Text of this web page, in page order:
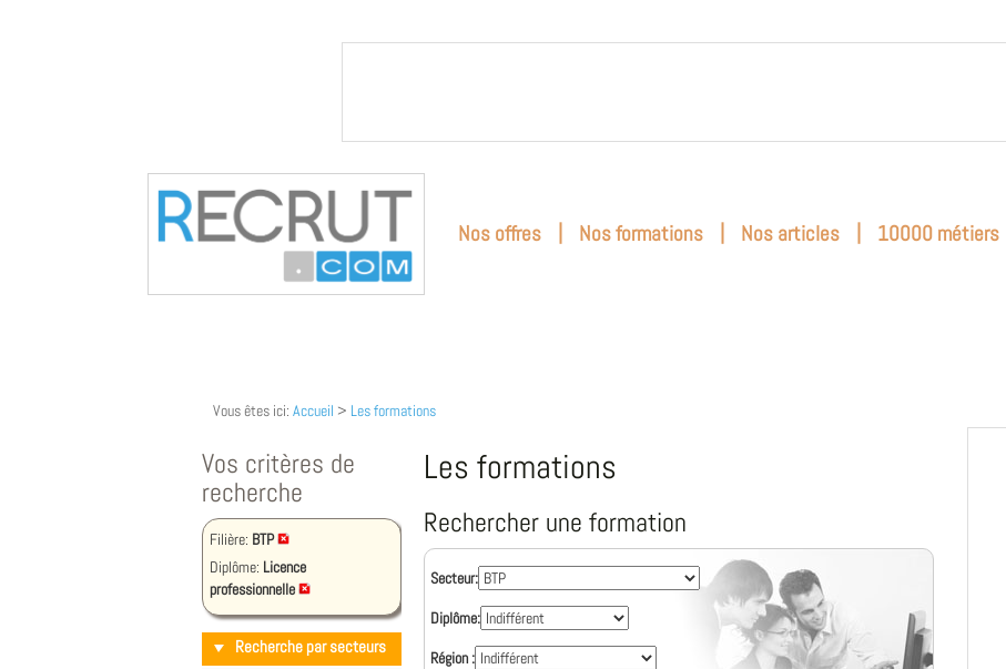
Nos offres | Nos formations | Nos articles | 10000 métiers
Vous êtes ici: Accueil > Les formations
Vos critères de
recherche
Filière: BTP
Diplôme: Licence
professionnelle
Recherche par secteurs
Les formations
Rechercher une formation
Secteur:
Diplôme:
Région :